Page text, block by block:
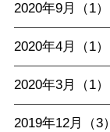
2020年9月（1）
2020年4月（1）
2020年3月（1）
2019年12月（3）